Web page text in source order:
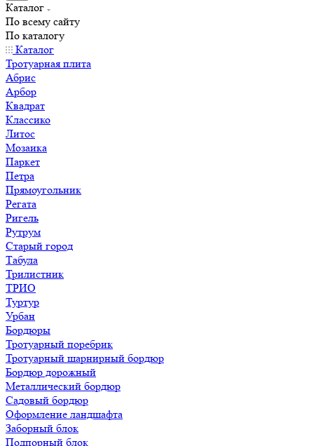
Каталог
По всему сайту
По каталогу
Каталог
Тротуарная плита
Абрис
Арбор
Квадрат
Классико
Литос
Мозаика
Паркет
Петра
Прямоугольник
Регата
Ригель
Рутрум
Старый город
Табула
Трилистник
ТРИО
Туртур
Урбан
Бордюры
Тротуарный поребрик
Тротуарный шарнирный бордюр
Бордюр дорожный
Металлический бордюр
Садовый бордюр
Оформление ландшафта
Заборный блок
Подпорный блок